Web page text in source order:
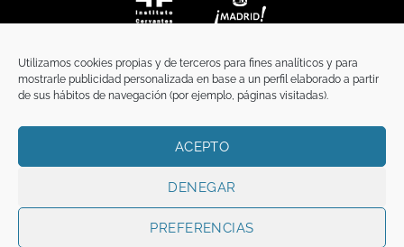
Utilizamos cookies propias y de terceros para fines analíticos y para
mostrarle publicidad personalizada en base a un perfil elaborado a partir
de sus hábitos de navegación (por ejemplo, páginas visitadas).
ACEPTO
DENEGAR
PREFERENCIAS
TÉRMINOS Y CONDICIONES
Copyright 2026 ©FunciFUNCI es titular de los derechos de propiedad
intelectual e industrial de este sitio web, y es también titular o tiene la